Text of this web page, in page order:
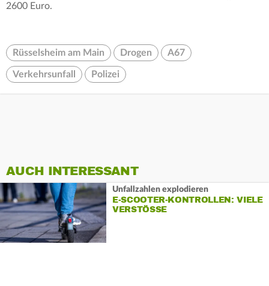
2600 Euro.
Rüsselsheim am Main Drogen A67
Verkehrsunfall Polizei
AUCH INTERESSANT
Unfallzahlen explodieren
E-SCOOTER-KONTROLLEN: VIELE
VERSTÖSSE